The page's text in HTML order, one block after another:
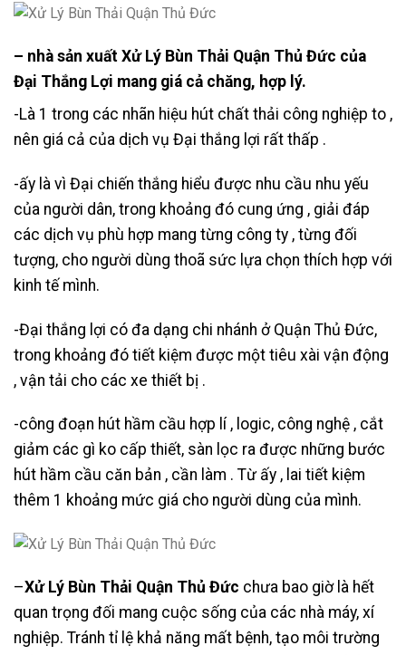
– nhà sản xuất Xử Lý Bùn Thải Quận Thủ Đức của
Đại Thắng Lợi mang giá cả chăng, hợp lý.
-Là 1 trong các nhãn hiệu hút chất thải công nghiệp to ,
nên giá cả của dịch vụ Đại thắng lợi rất thấp .
-ấy là vì Đại chiến thắng hiểu được nhu cầu nhu yếu
của người dân, trong khoảng đó cung ứng , giải đáp
các dịch vụ phù hợp mang từng công ty , từng đối
tượng, cho người dùng thoã sức lựa chọn thích hợp với
kinh tế mình.
-Đại thắng lợi có đa dạng chi nhánh ở Quận Thủ Đức,
trong khoảng đó tiết kiệm được một tiêu xài vận động
, vận tải cho các xe thiết bị .
-công đoạn hút hầm cầu hợp lí , logic, công nghệ , cắt
giảm các gì ko cấp thiết, sàn lọc ra được những bước
hút hầm cầu căn bản , cần làm . Từ ấy , lai tiết kiệm
thêm 1 khoảng mức giá cho người dùng của mình.
–Xử Lý Bùn Thải Quận Thủ Đức chưa bao giờ là hết
quan trọng đối mang cuộc sống của các nhà máy, xí
nghiệp. Tránh tỉ lệ khả năng mất bệnh, tạo môi trường